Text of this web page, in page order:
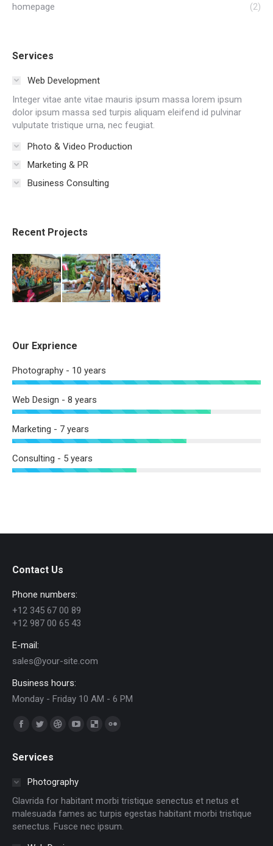
homepage (2)
Services
Web Development
Integer vitae ante vitae mauris ipsum massa lorem ipsum
dolor ipsum massa sed turpis aliquam eleifend id pulvinar
vulputate tristique urna, nec feugiat.
Photo & Video Production
Marketing & PR
Business Consulting
Recent Projects
Our Exprience
Photography - 10 years
Web Design - 8 years
Marketing - 7 years
Consulting - 5 years
Contact Us
Phone numbers:
+12 345 67 00 89
+12 987 00 65 43
E-mail:
sales@your-site.com
Business hours:
Monday - Friday 10 AM - 6 PM
Find us on:
Facebook
opens
new
window
Twitter
opens
in
new
window
Dribbble
in
new
window
YouTube
in
new
window
Delicious
window
new
window
Services
Photography
Glavrida for habitant morbi tristique senectus et netus et
malesuada fames ac turpis egestas habitant morbi tristique
senectus. Fusce nec ipsum.